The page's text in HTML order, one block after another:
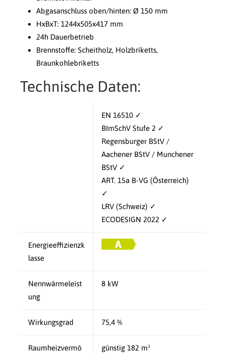
Abgasanschluss oben/hinten: Ø 150 mm
HxBxT: 1244x505x417 mm
24h Dauerbetrieb
Brennstoffe: Scheitholz, Holzbriketts,
Braunkohlebriketts
Technische Daten:
EN 16510 ✓
BImSchV Stufe 2 ✓
Regensburger BStV /
Aachener BStV / Munchener
BStV ✓
ART. 15a B-VG (Österreich)
✓
LRV (Schweiz) ✓
ECODESIGN 2022 ✓
Energieeffizienzk
lasse
Nennwärmeleist
ung
8 kW
Wirkungsgrad 75,4 %
Raumheizvermö
günstig 182 m³